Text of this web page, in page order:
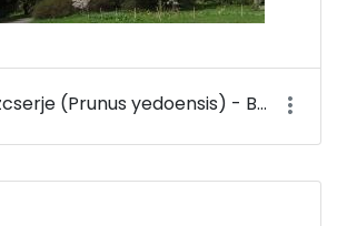
Virágzó díszcserje (Prunus yedoensis) - Budai Arborétum